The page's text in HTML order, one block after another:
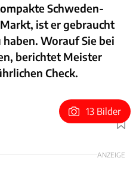
Schweden-
ist er gebraucht
Worauf Sie bei
berichtet Meister
Check.
Foto: Dani Heyne
13 Bilder
ANZEIGE